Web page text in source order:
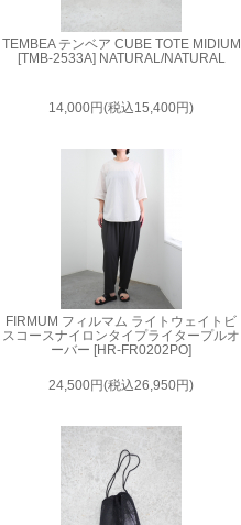
TEMBEA テンベア CUBE TOTE MIDIUM
[TMB-2533A] NATURAL/NATURAL
14,000円(税込15,400円)
FIRMUM フィルマム ライトウェイトビ
スコースナイロンタイプライタープルオ
ーバー [HR-FR0202PO]
24,500円(税込26,950円)